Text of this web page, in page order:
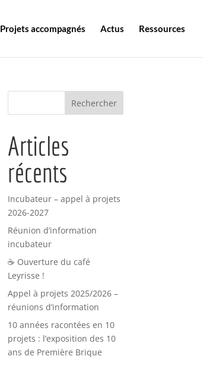
Projets accompagnés Actus Ressources
Articles
récents
Incubateur – appel à projets
2026-2027
Réunion d’information
incubateur
☕ Ouverture du café
Leyrisse !
Appel à projets 2025/2026 –
réunions d’information
10 années racontées en 10
projets : l’exposition des 10
ans de Première Brique